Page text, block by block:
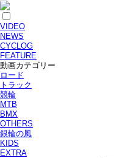
VIDEO
NEWS
CYCLOG
FEATURE
動画カテゴリー
ロード
トラック
競輪
MTB
BMX
OTHERS
銀輪の風
KIDS
EXTRA